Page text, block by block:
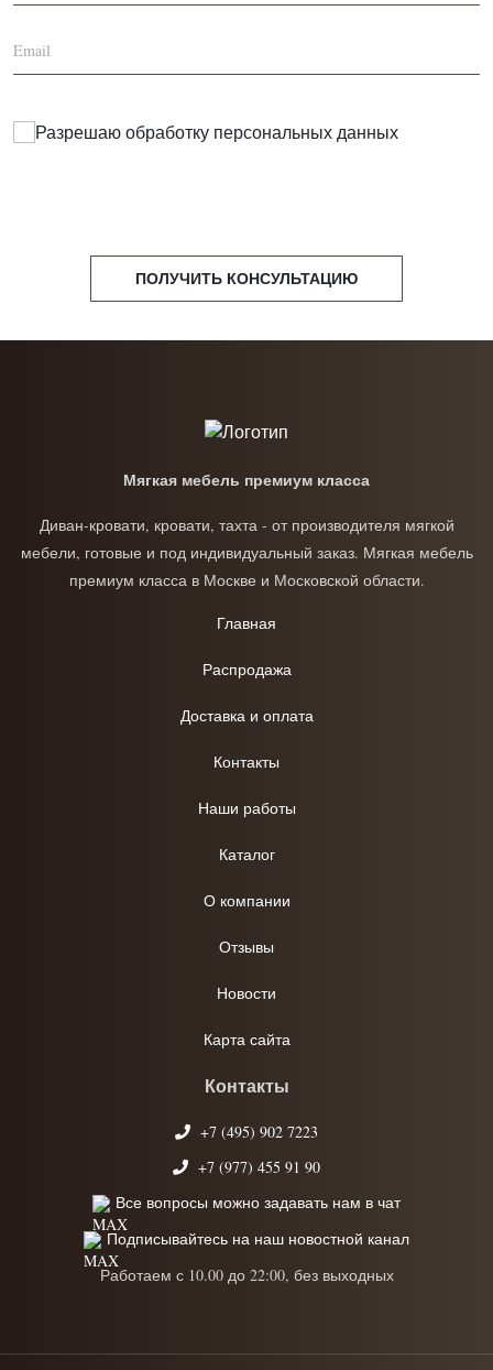
Разрешаю обработку персональных данных
ПОЛУЧИТЬ КОНСУЛЬТАЦИЮ
Мягкая мебель премиум класса
Диван-кровати, кровати, тахта - от производителя мягкой
мебели, готовые и под индивидуальный заказ. Мягкая мебель
премиум класса в Москве и Московской области.
Главная
Распродажа
Доставка и оплата
Контакты
Наши работы
Каталог
О компании
Отзывы
Новости
Карта сайта
Контакты
+7 (495) 902 7223
+7 (977) 455 91 90
Все вопросы можно задавать нам в чат
Подписывайтесь на наш новостной канал
Работаем с 10.00 до 22:00, без выходных